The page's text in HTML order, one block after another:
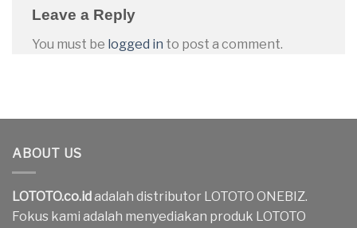
Leave a Reply
You must be logged in to post a comment.
ABOUT US
LOTOTO.co.id adalah distributor LOTOTO ONEBIZ.
Fokus kami adalah menyediakan produk LOTOTO